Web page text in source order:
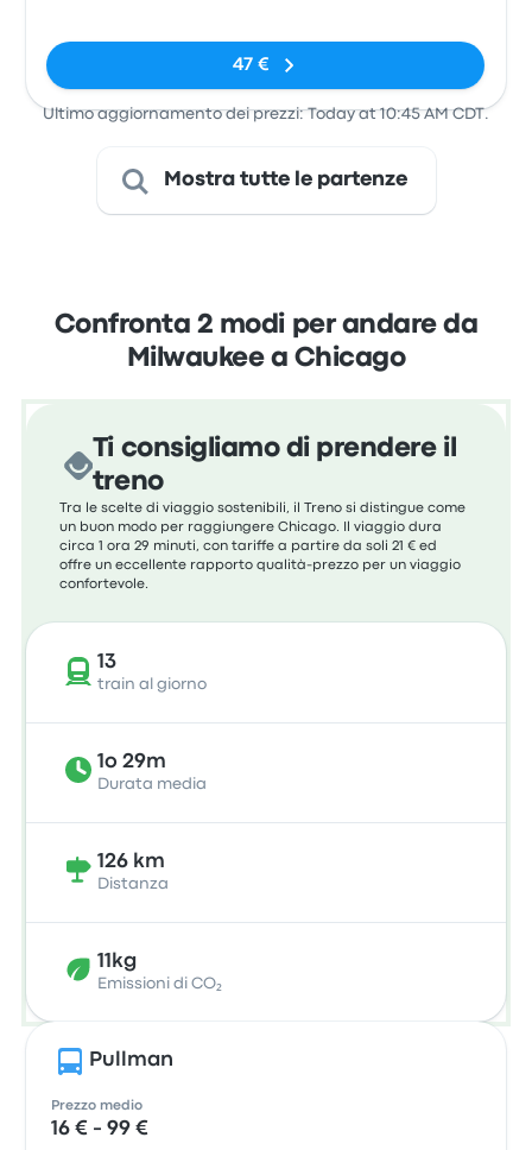
47 €
Ultimo aggiornamento dei prezzi: Today at 10:45 AM CDT.
Mostra tutte le partenze
Confronta 2 modi per andare da
Milwaukee a Chicago
Ti consigliamo di prendere il
treno
Tra le scelte di viaggio sostenibili, il Treno si distingue come
un buon modo per raggiungere Chicago. Il viaggio dura
circa 1 ora 29 minuti, con tariffe a partire da soli 21 € ed
offre un eccellente rapporto qualità-prezzo per un viaggio
confortevole.
13
train al giorno
1o 29m
Durata media
126 km
Distanza
11kg
Emissioni di CO₂
Pullman
Prezzo medio
16 € - 99 €